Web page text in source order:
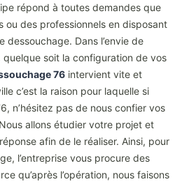
répond à toutes demandes que
ou des professionnels en disposant
dessouchage. Dans l’envie de
soit la configuration de vos
76 intervient vite et
c’est la raison pour laquelle si
n’hésitez pas de nous confier vos
allons étudier votre projet et
afin de le réaliser. Ainsi, pour
l’entreprise vous procure des
qu’après l’opération, nous faisons